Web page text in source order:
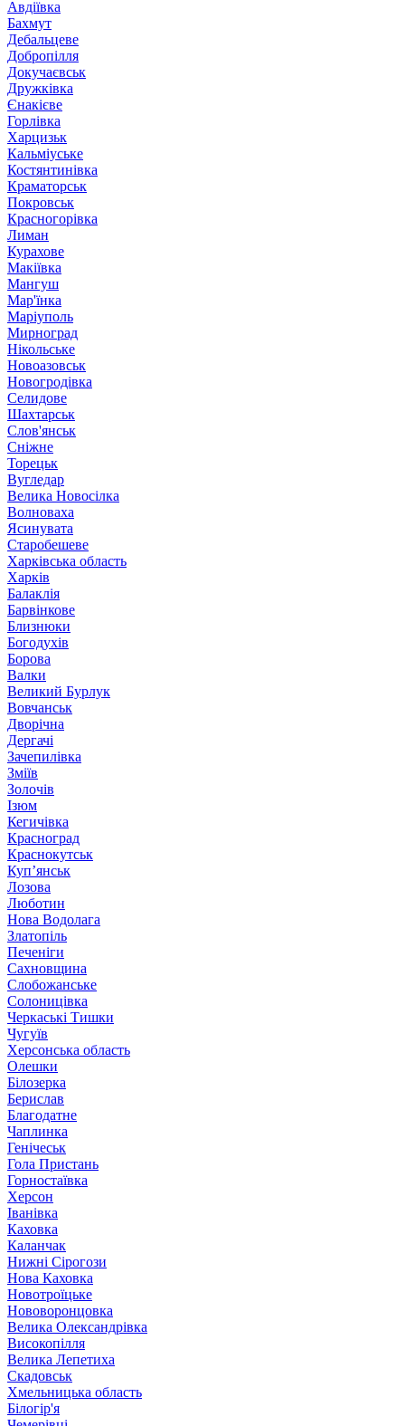
Авдіївка
Бахмут
Дебальцеве
Добропілля
Докучаєвськ
Дружківка
Єнакієве
Горлівка
Харцизьк
Кальміуське
Костянтинівка
Краматорськ
Покровськ
Красногорівка
Лиман
Курахове
Макіївка
Мангуш
Мар'їнка
Маріуполь
Мирноград
Нікольське
Новоазовськ
Новогродівка
Селидове
Шахтарськ
Слов'янськ
Сніжне
Торецьк
Вугледар
Велика Новосілка
Волноваха
Ясинувата
Старобешеве
Харківська область
Харків
Балаклія
Барвінкове
Близнюки
Богодухів
Борова
Валки
Великий Бурлук
Вовчанськ
Дворічна
Дергачі
Зачепилівка
Зміїв
Золочів
Ізюм
Кегичівка
Красноград
Краснокутськ
Куп’янськ
Лозова
Люботин
Нова Водолага
Златопіль
Печеніги
Сахновщина
Слобожанське
Солоницівка
Черкаські Тишки
Чугуїв
Херсонська область
Олешки
Білозерка
Берислав
Благодатне
Чаплинка
Генічеськ
Гола Пристань
Горностаївка
Херсон
Іванівка
Каховка
Каланчак
Нижні Сірогози
Нова Каховка
Новотроїцьке
Нововоронцовка
Велика Олександрівка
Високопілля
Велика Лепетиха
Скадовськ
Хмельницька область
Білогір'я